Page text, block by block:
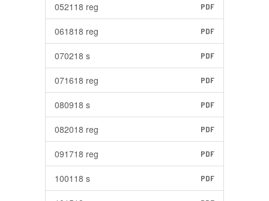
052118 reg PDF
061818 reg PDF
070218 s PDF
071618 reg PDF
080918 s PDF
082018 reg PDF
091718 reg PDF
100118 s PDF